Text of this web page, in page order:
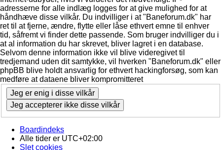
adresserne for alle indlæg logges for at give mulighed for at
håndhæve disse vilkår. Du indvilliger i at "Baneforum.dk" har
ret til at fjerne, ændre, flytte eller låse ethvert emne til enhver
tid, såfremt vi finder dette passende. Som bruger indvilliger du i
at al information du har skrevet, bliver lagret i en database.
Selvom denne information ikke vil blive videregivet til
tredjemand uden dit samtykke, vil hverken "Baneforum.dk" eller
phpBB blive holdt ansvarlig for ethvert hackingforsøg, som kan
medføre at dataene bliver kompromitteret
Boardindeks
Alle tider er UTC+02:00
Slet cookies